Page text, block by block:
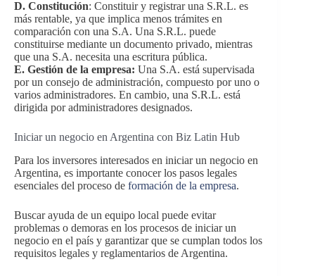
D. Constitución: Constituir y registrar una S.R.L. es
más rentable, ya que implica menos trámites en
comparación con una S.A. Una S.R.L. puede
constituirse mediante un documento privado, mientras
que una S.A. necesita una escritura pública.
E. Gestión de la empresa: Una S.A. está supervisada
por un consejo de administración, compuesto por uno o
varios administradores. En cambio, una S.R.L. está
dirigida por administradores designados.
Iniciar un negocio en Argentina con Biz Latin Hub
Para los inversores interesados en iniciar un negocio en
Argentina, es importante conocer los pasos legales
esenciales del proceso de formación de la empresa.
Buscar ayuda de un equipo local puede evitar
problemas o demoras en los procesos de iniciar un
negocio en el país y garantizar que se cumplan todos los
requisitos legales y reglamentarios de Argentina.